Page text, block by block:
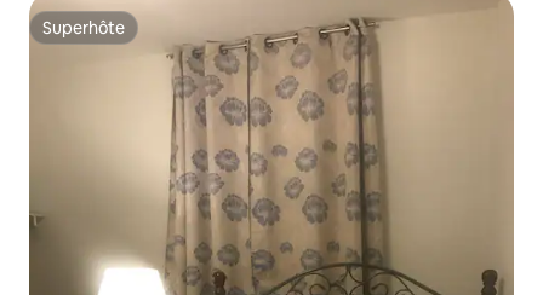
Superhôte
Superhôte